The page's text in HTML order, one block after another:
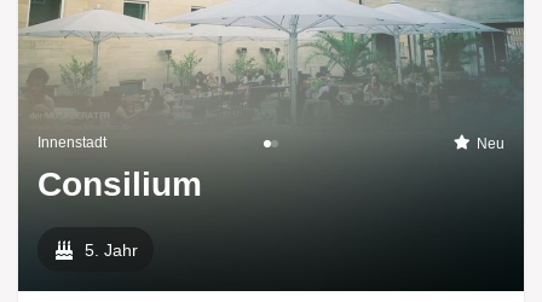
Innenstadt Neu
Consilium
5. Jahr